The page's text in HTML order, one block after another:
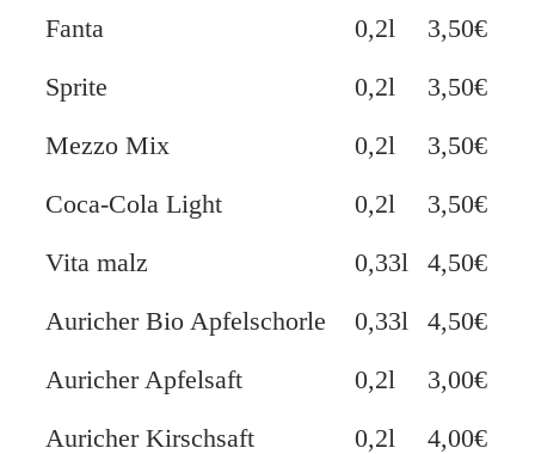
Fanta
0,2l
3,50€
Sprite
0,2l
3,50€
Mezzo Mix
0,2l
3,50€
Coca-Cola Light
0,2l
3,50€
Vita malz
0,33l
4,50€
Auricher Bio Apfelschorle
0,33l
4,50€
Auricher Apfelsaft
0,2l
3,00€
Auricher Kirschsaft
0,2l
4,00€